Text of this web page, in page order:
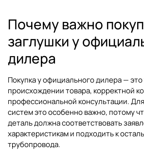
Почему важно
заглушки у
дилера
Покупка у официального дилера —
происхождении товара, корректной
профессиональной консультации.
систем это особенно важно, потому
деталь должна соответствовать
характеристикам и подходить к
трубопровода.